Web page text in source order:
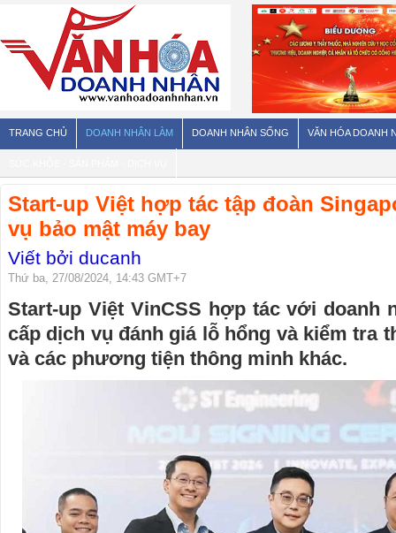
TRANG CHỦ DOANH NHÂN LÀM DOANH NHÂN SỐNG VĂN HÓA DOANH
Start-up Việt hợp tác tập đoàn
vụ bảo mật máy bay
Viết bởi ducanh
Thứ ba, 27/08/2024, 14:43 GMT+7
Start-up Việt VinCSS hợp tác với doanh
cấp dịch vụ đánh giá lỗ hổng và kiểm tra
và các phương tiện thông minh khác.